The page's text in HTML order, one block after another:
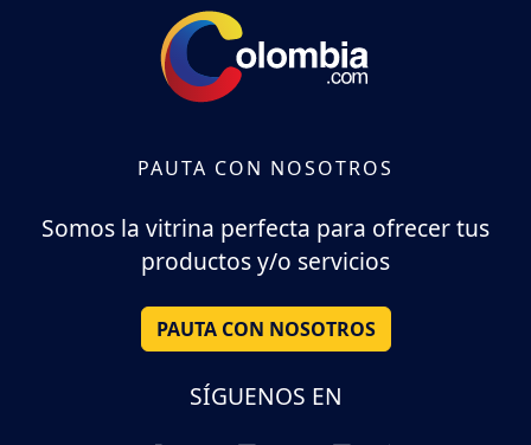
PAUTA CON NOSOTROS
Somos la vitrina perfecta para ofrecer tus
productos y/o servicios
PAUTA CON NOSOTROS
SÍGUENOS EN